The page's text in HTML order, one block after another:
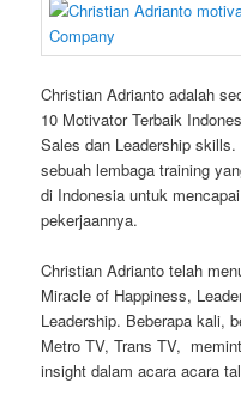
Christian Adrianto adalah
10 Motivator Terbaik
Sales dan Leadership
sebuah lembaga training
di Indonesia untuk
pekerjaannya.
Christian Adrianto telah
Miracle of Happiness,
Leadership. Beberapa kali,
Metro TV, Trans TV,
insight dalam acara acara